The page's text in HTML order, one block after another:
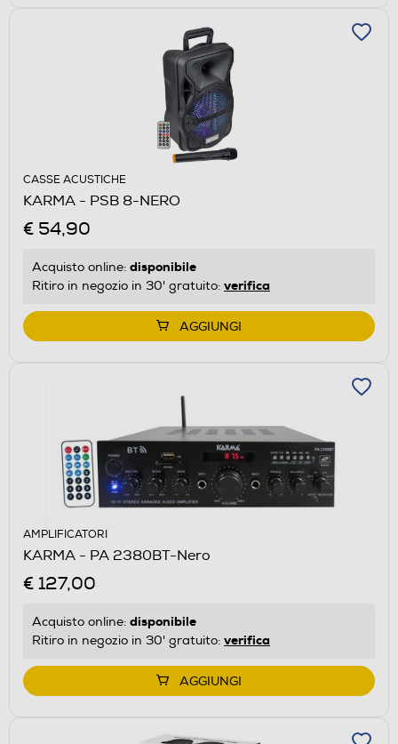
CASSE ACUSTICHE
KARMA - PSB 8-NERO
€ 54,90
Acquisto online: disponibile
Ritiro in negozio in 30' gratuito: verifica
AGGIUNGI
AMPLIFICATORI
KARMA - PA 2380BT-Nero
€ 127,00
Acquisto online: disponibile
Ritiro in negozio in 30' gratuito: verifica
AGGIUNGI